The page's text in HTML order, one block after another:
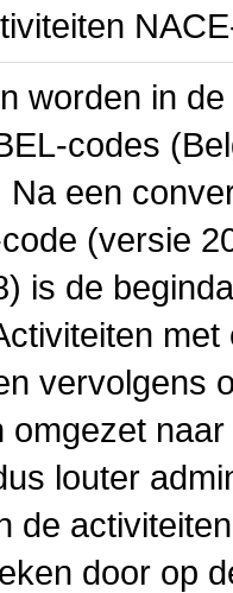
worden in
codes
Na een
(versie
is de
vervolgens
omgezet
louter
de
door op